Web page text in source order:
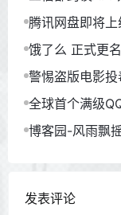
腾讯网盘即将上
饿了么 正式更
警惕盗版电影
全球首个满级
博客园-风雨飘
发表评论